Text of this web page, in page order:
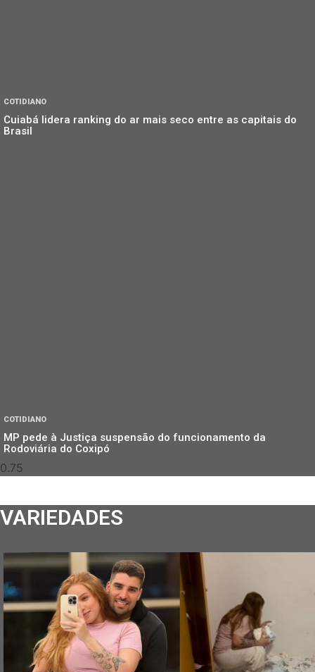
COTIDIANO
Cuiabá lidera ranking do ar mais seco entre as capitais do
Brasil
COTIDIANO
MP pede à Justiça suspensão do funcionamento da
Rodoviária do Coxipó
VARIEDADES